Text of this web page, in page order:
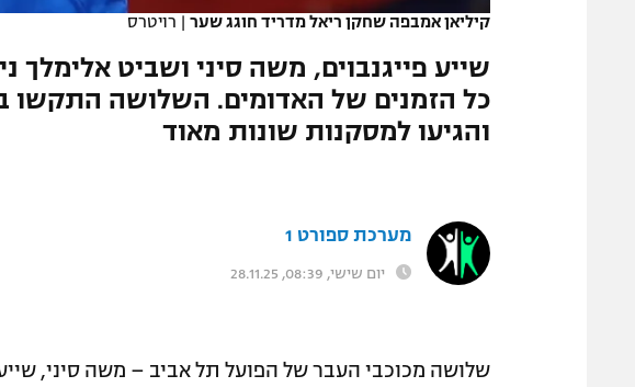
קיליאן אמבפה שחקן ריאל מדריד חוגג שער | רויטרס
כל הזמנים של האדומים. השלושה התקשו
והגיעו למסקנות שונות מאוד
מערכת ספורט 1
יום שישי, 08:39, 28.11.25
שלושה מכוכבי העבר של הפועל תל אביב – משה סיני, שייע